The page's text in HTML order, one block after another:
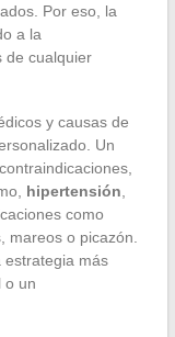
Por eso, la
a la
de cualquier
y causas de
Un
hipertensión
como
mareos o picazón.
estrategia más
o un